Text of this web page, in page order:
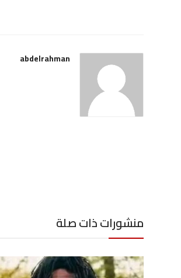
abdelrahman
منشورات ذات صلة